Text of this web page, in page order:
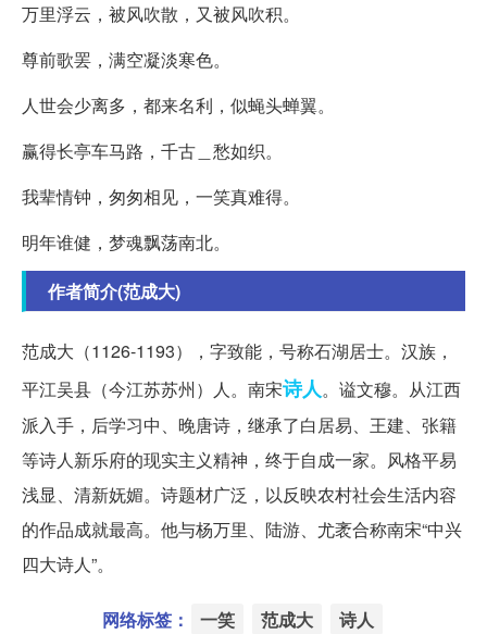
万里浮云，被风吹散，又被风吹积。
尊前歌罢，满空凝淡寒色。
人世会少离多，都来名利，似蝇头蝉翼。
赢得长亭车马路，千古＿愁如织。
我辈情钟，匆匆相见，一笑真难得。
明年谁健，梦魂飘荡南北。
作者简介(范成大)
范成大（1126-1193），字致能，号称石湖居士。汉族，
平江吴县（今江苏苏州）人。南宋诗人。谥文穆。从江西
派入手，后学习中、晚唐诗，继承了白居易、王建、张籍
等诗人新乐府的现实主义精神，终于自成一家。风格平易
浅显、清新妩媚。诗题材广泛，以反映农村社会生活内容
的作品成就最高。他与杨万里、陆游、尤袤合称南宋“中兴
四大诗人”。
网络标签： 一笑 范成大 诗人